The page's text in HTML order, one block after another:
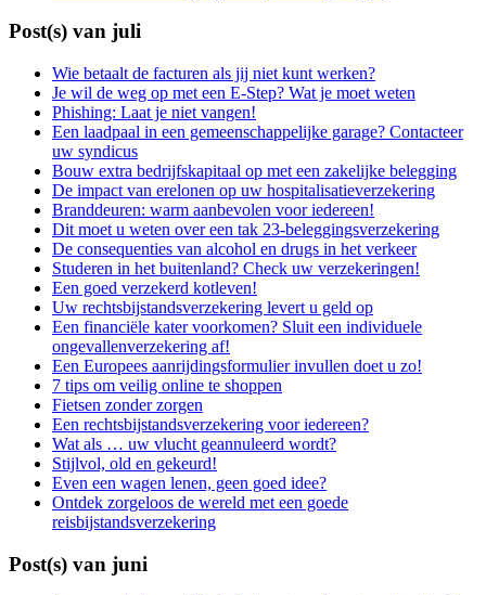
Post(s) van juli
Wie betaalt de facturen als jij niet kunt werken?
Je wil de weg op met een E-Step? Wat je moet weten
Phishing: Laat je niet vangen!
Een laadpaal in een gemeenschappelijke garage? Contacteer
uw syndicus
Bouw extra bedrijfskapitaal op met een zakelijke belegging
De impact van erelonen op uw hospitalisatieverzekering
Branddeuren: warm aanbevolen voor iedereen!
Dit moet u weten over een tak 23-beleggingsverzekering
De consequenties van alcohol en drugs in het verkeer
Studeren in het buitenland? Check uw verzekeringen!
Een goed verzekerd kotleven!
Uw rechtsbijstandsverzekering levert u geld op
Een financiële kater voorkomen? Sluit een individuele
ongevallenverzekering af!
Een Europees aanrijdingsformulier invullen doet u zo!
7 tips om veilig online te shoppen
Fietsen zonder zorgen
Een rechtsbijstandsverzekering voor iedereen?
Wat als … uw vlucht geannuleerd wordt?
Stijlvol, old en gekeurd!
Even een wagen lenen, geen goed idee?
Ontdek zorgeloos de wereld met een goede
reisbijstandsverzekering
Post(s) van juni